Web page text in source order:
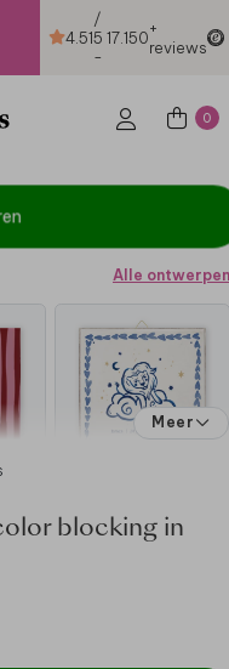
4.51
/
5
-
17.150+
reviews
0
Alle ontwerpen
Meer
blocking in